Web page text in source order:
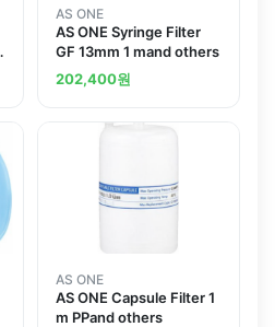
AS ONE
AS ONE Syringe Filter
GF 13mm 1 mand others
202,400원
AS ONE
AS ONE Capsule Filter 1
m PPand others